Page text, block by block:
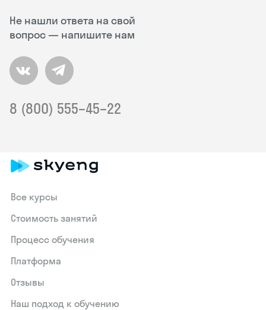
Не нашли ответа на свой
вопрос — напишите нам
8 (800) 555–45–22
Все курсы
Стоимость занятий
Процесс обучения
Платформа
Отзывы
Наш подход к обучению